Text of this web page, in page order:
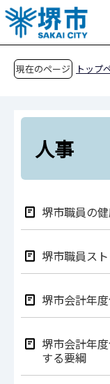
こ
の
ペ
現在のページ トップ
人事
人事
堺市職員の
堺市職員ス
堺市会計年
堺市会計年
する要綱